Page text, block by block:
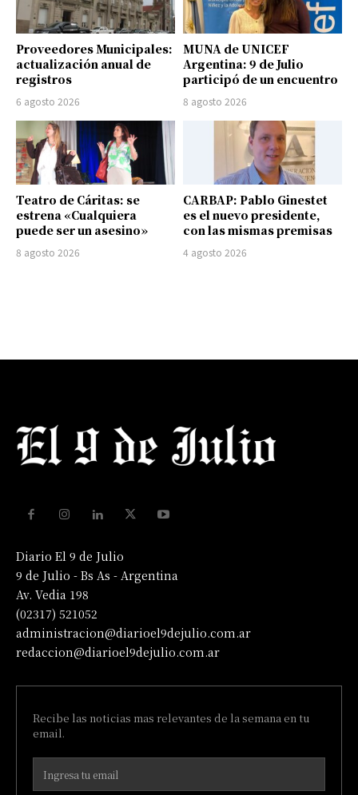
Proveedores Municipales:
actualización anual de
registros
6 agosto 2026
MUNA de UNICEF
Argentina: 9 de Julio
participó de un encuentro
8 agosto 2026
Teatro de Cáritas: se
estrena «Cualquiera
puede ser un asesino»
8 agosto 2026
CARBAP: Pablo Ginestet
es el nuevo presidente,
con las mismas premisas
4 agosto 2026
Diario El 9 de Julio
9 de Julio - Bs As - Argentina
Av. Vedia 198
(02317) 521052
administracion@diarioel9dejulio.com.ar
redaccion@diarioel9dejulio.com.ar
Recibe las noticias mas relevantes de la semana en tu
email.